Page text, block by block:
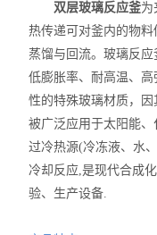
双层玻璃反应釜为
热传递可对釜内的物
蒸馏与回流。玻璃反
低膨胀率、耐高温、
性的特殊玻璃材质，
被广泛应用于太阳能
过冷热源(冷冻液、水
冷却反应,是现代合成
验、生产设备.